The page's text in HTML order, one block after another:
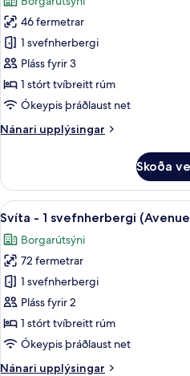
hafið
myndir
fyrir
Svíta
-
1
svefnherbergi
borgarsýn
46 fermetrar
1 svefnherbergi
Pláss fyrir 3
1 stórt tvíbreitt rúm
Ókeypis þráðlaust net
Nánari upplýsingar
Nánari
-
svefnherbergi
borgarsýn
Skoða
Skoða
allar
myndir
fyrir
Svíta
-
1
svefnherbergi
(Avenue)
5
Svíta - 1 svefnherbergi
Borgarútsýni
72 fermetrar
1 svefnherbergi
Pláss fyrir 2
1 stórt tvíbreitt rúm
Ókeypis þráðlaust net
Nánari upplýsingar
Nánari